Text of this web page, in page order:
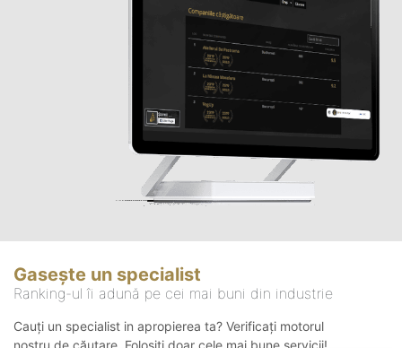
Gasește un specialist
Ranking-ul îi adună pe cei mai buni din industrie
Cauți un specialist in apropierea ta? Verificați motorul
nostru de căutare. Folosiți doar cele mai bune servicii!